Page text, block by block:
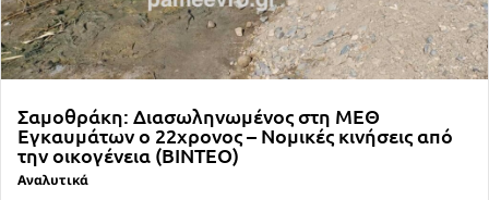
Σαμοθράκη: Διασωληνωμένος στη ΜΕΘ
Εγκαυμάτων ο 22χρονος – Νομικές κινήσεις από
την οικογένεια (ΒΙΝΤΕΟ)
Αναλυτικά